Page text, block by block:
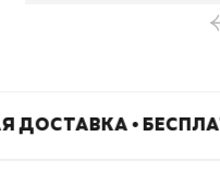
ДОСТАВКА •